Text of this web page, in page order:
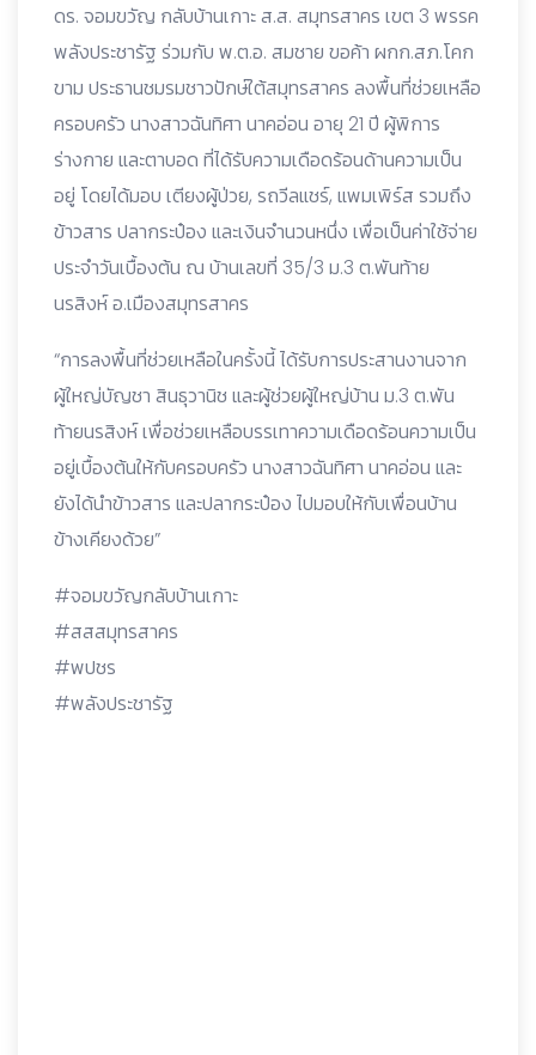
ดร. จอมขวัญ กลับบ้านเกาะ ส.ส. สมุทรสาคร เขต 3 พรรค
พลังประชารัฐ ร่วมกับ พ.ต.อ. สมชาย ขอค้า ผกก.สภ.โคก
ขาม ประธานชมรมชาวปักษ์ใต้สมุทรสาคร ลงพื้นที่ช่วยเหลือ
ครอบครัว นางสาวฉันทิศา นาคอ่อน อายุ 21 ปี ผู้พิการ
ร่างกาย และตาบอด ที่ได้รับความเดือดร้อนด้านความเป็น
อยู่ โดยได้มอบ เตียงผู้ป่วย, รถวีลแชร์, แพมเพิร์ส รวมถึง
ข้าวสาร ปลากระป๋อง และเงินจำนวนหนึ่ง เพื่อเป็นค่าใช้จ่าย
ประจำวันเบื้องต้น ณ บ้านเลขที่ 35/3 ม.3 ต.พันท้าย
นรสิงห์ อ.เมืองสมุทรสาคร
“การลงพื้นที่ช่วยเหลือในครั้งนี้ ได้รับการประสานงานจาก
ผู้ใหญ่บัญชา สินธุวานิช และผู้ช่วยผู้ใหญ่บ้าน ม.3 ต.พัน
ท้ายนรสิงห์ เพื่อช่วยเหลือบรรเทาความเดือดร้อนความเป็น
อยู่เบื้องต้นให้กับครอบครัว นางสาวฉันทิศา นาคอ่อน และ
ยังได้นำข้าวสาร และปลากระป๋อง ไปมอบให้กับเพื่อนบ้าน
ข้างเคียงด้วย”
#จอมขวัญกลับบ้านเกาะ
#สสสมุทรสาคร
#พปชร
#พลังประชารัฐ